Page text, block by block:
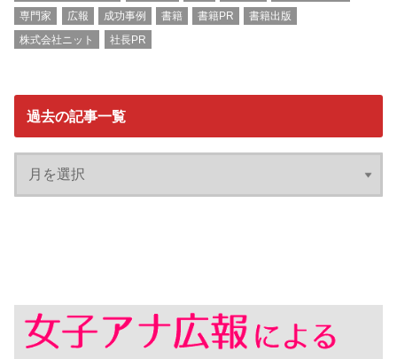
専門家
広報 成功事例 書籍 書籍PR
書籍出版
株式会社ニット
社長PR
過去の記事一覧